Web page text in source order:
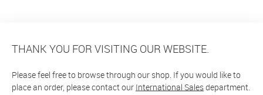
THANK YOU FOR VISITING OUR WEBSITE.
Please feel free to browse through our shop. If you would like to
place an order, please contact our International Salesdepartment.